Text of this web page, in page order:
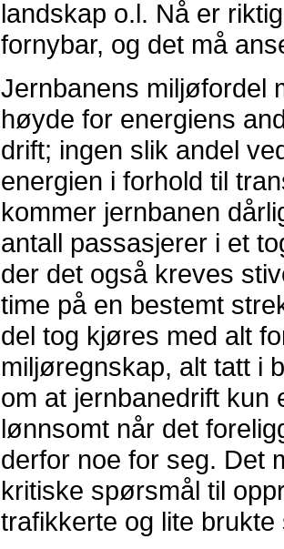
landskap o.l. Nå er
fornybar, og det må
Jernbanens miljøfordel
høyde for energiens
drift; ingen slik andel
energien i forhold til
kommer jernbanen
antall passasjerer i et
der det også kreves
time på en bestemt
del tog kjøres med alt
miljøregnskap, alt tatt i
om at jernbanedrift kun
lønnsomt når det
derfor noe for seg. Det
kritiske spørsmål til
trafikkerte og lite brukte